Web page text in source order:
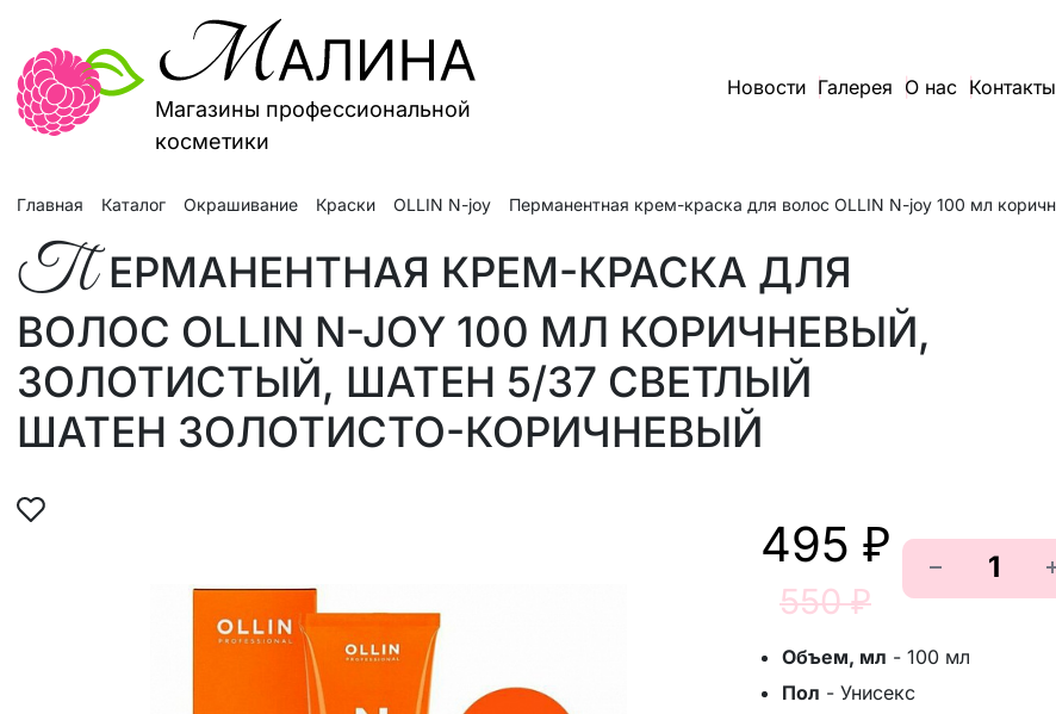
Магазины профессиональной
косметики
Новости Галерея О нас Контакты
Главная Каталог Окрашивание Краски OLLIN N-joy
П ЕРМАНЕНТНАЯ КРЕМ-КРАСКА ДЛЯ
ВОЛОС OLLIN N-JOY 100 МЛ КОРИЧНЕВЫЙ,
ЗОЛОТИСТЫЙ, ШАТЕН 5/37 СВЕТЛЫЙ
ШАТЕН ЗОЛОТИСТО-КОРИЧНЕВЫЙ
495 ₽
550 ₽
Объем, мл - 100 мл
Пол - Унисекс